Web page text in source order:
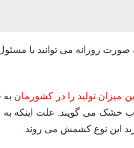
صورت روزانه می توانید با
میزان تولید را در کشورمان
می‌ گویند. علت اینکه
این نوع کشمش می‌ روند.